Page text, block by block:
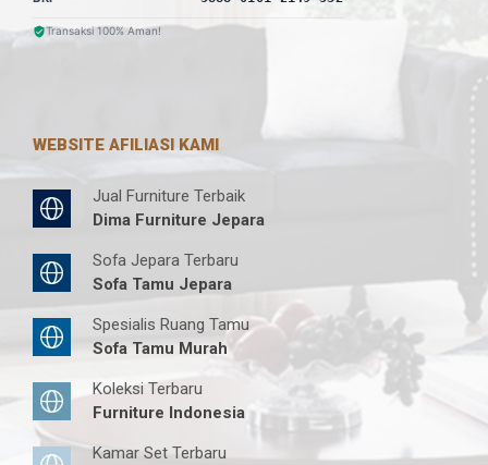
Transaksi 100% Aman!
WEBSITE AFILIASI KAMI
Jual Furniture Terbaik
Dima Furniture Jepara
Sofa Jepara Terbaru
Sofa Tamu Jepara
Spesialis Ruang Tamu
Sofa Tamu Murah
Koleksi Terbaru
Furniture Indonesia
Kamar Set Terbaru